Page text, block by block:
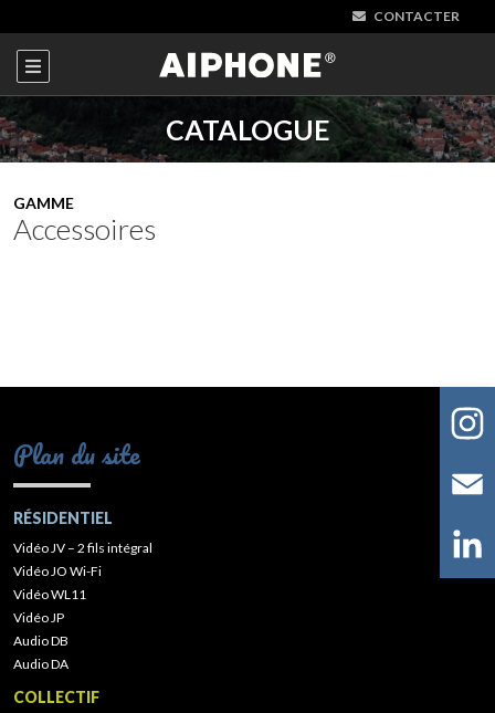
CONTACTER
CATALOGUE
GAMME
Accessoires
Plan du site
RÉSIDENTIEL
Vidéo JV – 2 fils intégral
Vidéo JO Wi-Fi
Vidéo WL11
Vidéo JP
Audio DB
Audio DA
COLLECTIF